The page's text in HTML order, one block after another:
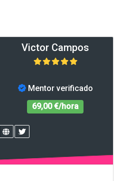
Victor Campos
Mentor verificado
69,00 €/hora